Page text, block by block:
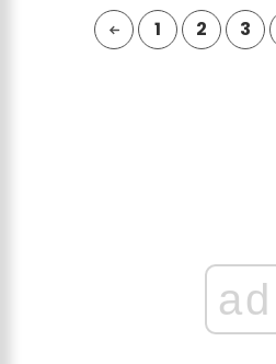
1 2 3
ad